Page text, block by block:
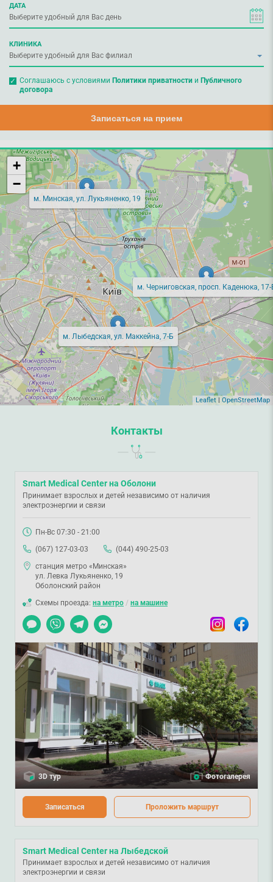
ДАТА
КЛИНИКА
Соглашаюсь с условиями Политики приватностии Публичного
договора
Записаться на прием
м. Минская, ул. Лукьяненко, 19
м. Лыбедская, ул. Маккейна, 7-Б
м. Черниговская, просп. Каденюка, 17-
+
−
Leaflet| OpenStreetMap
Контакты
Smart Medical Center на Оболони
Принимает взрослых и детей независимо от наличия
электроэнергии и связи
Пн-Вс 07:30 - 21:00
(067) 127-03-03
(044) 490-25-03
станция метро «Минская»
ул. Левка Лукьяненко, 19
Оболонский район
Схемы проезда: на метро / на машине
Чат
Viber TelegramMessenger InstagramFacebook
3D тур Фотогалерея
Записаться Проложить маршрут
Smart Medical Center на Лыбедской
Принимает взрослых и детей независимо от наличия
электроэнергии и связи